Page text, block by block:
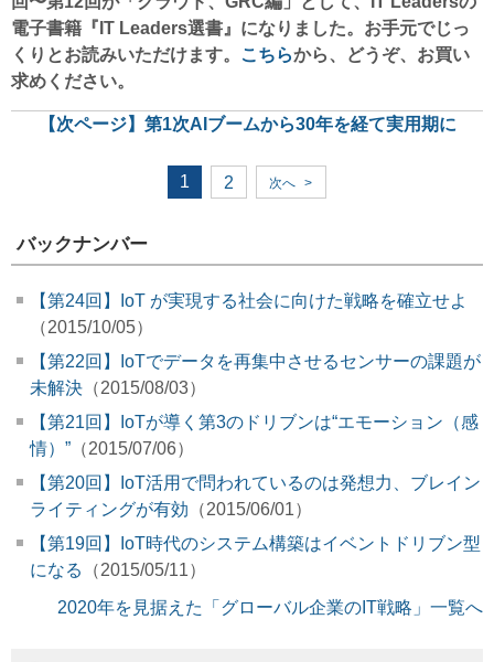
電子書籍『IT Leaders選書』になりました。お手元でじっ
くりとお読みいただけます。
こちらから、どうぞ、お買い
求めください。
【次ページ】 第1次AIブームから30年を経て実用期に
1 2 次へ >
バックナンバー
【第24回】IoT が実現する社会に向けた戦略を確立せよ
（2015/10/05）
【第22回】IoTでデータを再集中させるセンサーの課題が
未解決 （2015/08/03）
【第21回】IoTが導く第3のドリブンは“エモーション（感
情）” （2015/07/06）
【第20回】IoT活用で問われているのは発想力、ブレイン
ライティングが有効 （2015/06/01）
【第19回】IoT時代のシステム構築はイベントドリブン型
になる
（2015/05/11）
2020年を見据えた「グローバル企業のIT戦略」一覧へ